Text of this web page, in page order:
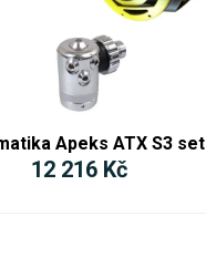
Apeks ATX S3 set
12 216 Kč